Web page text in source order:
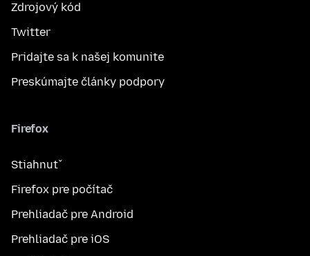
Zdrojový kód
Twitter
Pridajte sa k našej komunite
Preskúmajte články podpory
Firefox
Stiahnuť
Firefox pre počítač
Prehliadač pre Android
Prehliadač pre iOS